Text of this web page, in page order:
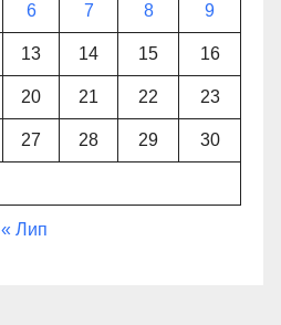
6 7 8 9
13 14 15 16
20 21 22 23
27 28 29 30
« Лип